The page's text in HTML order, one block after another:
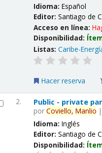
Idioma:Español
Editor:Santiago de
Acceso en línea:
Disponibilidad:
Listas: Caribe-
Hacer reserva
2. Public - private
porCoviello, Manlio |
Idioma:Inglés
Editor:Santiago de
Disponibilidad: